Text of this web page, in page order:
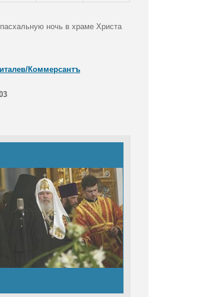
ночь в храме Христа
Коммерсантъ